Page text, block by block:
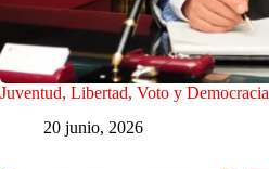
Juventud, Libertad, Voto y Democracia
20 junio, 2026